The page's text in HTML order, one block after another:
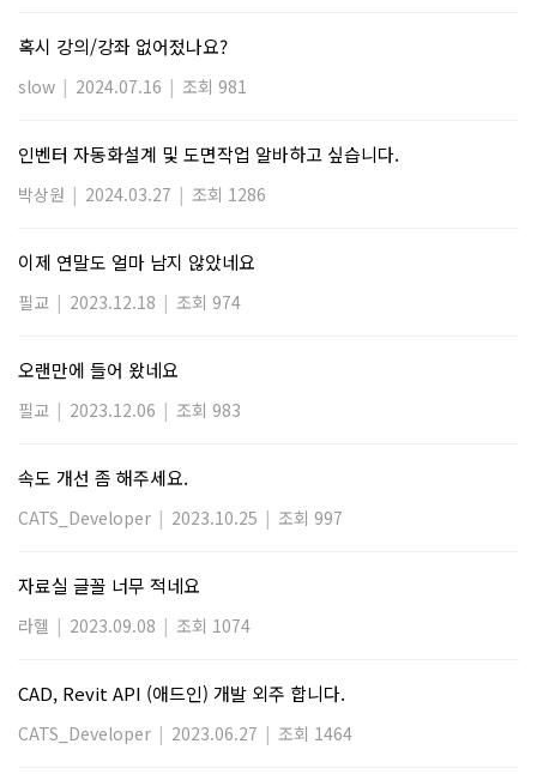
혹시 강의/강좌 없어젔나요?
slow | 2024.07.16 | 조회 981
인벤터 자동화설계 및 도면작업 알바하고 싶습니다.
박상원 | 2024.03.27 | 조회 1286
이제 연말도 얼마 남지 않았네요
필교 | 2023.12.18 | 조회 974
오랜만에 들어 왔네요
필교 | 2023.12.06 | 조회 983
속도 개선 좀 해주세요.
CATS_Developer | 2023.10.25 | 조회 997
자료실 글꼴 너무 적네요
라헬 | 2023.09.08 | 조회 1074
CAD, Revit API (애드인) 개발 외주 합니다.
CATS_Developer | 2023.06.27 | 조회 1464